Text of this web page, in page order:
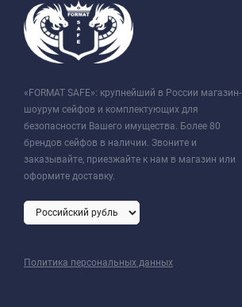
«FORMAT SAFE»: крупнейший в России магазин-
шоурум сейфов и комплектующих для
безопасности Вашего имущества. Более 80
брендов сейфов в наличии. Звоните и
заказывайте, приезжайте к нам в магазин или
оформите доставку.
Политика персональных данных